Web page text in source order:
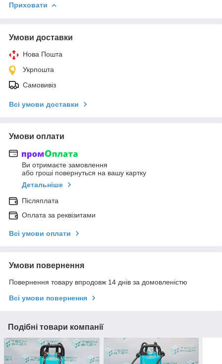
Приховати
Умови доставки
Нова Пошта
Укрпошта
Самовивіз
Всі умови доставки
Умови оплати
Ви отримаєте замовлення
або гроші повернуться на вашу картку
Детальніше
Післяплата
Оплата за реквізитами
Всі умови оплати
Умови повернення
Повернення товару впродовж 14 днів за домовленістю
Всі умови повернення
Подібні товари компанії